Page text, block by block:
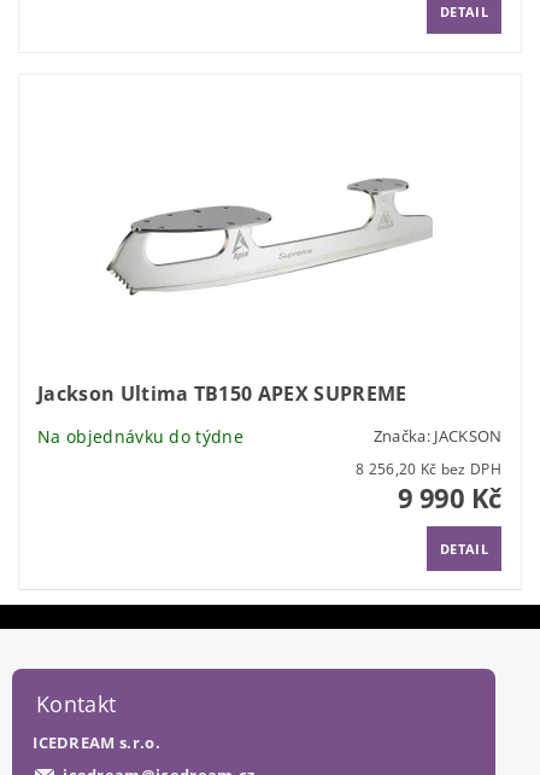
DETAIL
Jackson Ultima TB150 APEX SUPREME
Na objednávku do týdne Značka: JACKSON
8 256,20 Kč bez DPH
9 990 Kč
DETAIL
Kontakt
ICEDREAM s.r.o.